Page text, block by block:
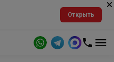
Открыть